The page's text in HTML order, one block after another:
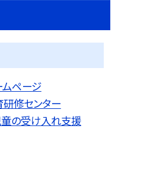
ページ
修センター
の受け入れ支援